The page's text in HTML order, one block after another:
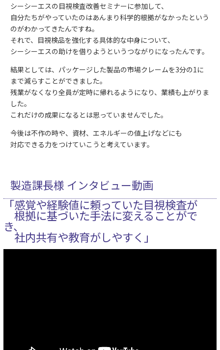
シーシーエスの目視検査改善セミナーに参加して、
自分たちがやっていたのはあんまり科学的根拠がなかったという
のがわかってきたんですね。
それで、目視検品を強化する具体的な中身について、
シーシーエスの助けを借りようというつながりになったんです。
結果としては、パッケージした製品の市場クレームを3分の1に
まで減らすことができました。
残業がなくなり全員が定時に帰れるようになり、業績も上がりま
した。
これだけの成果になるとは思っていませんでした。
今後は不作の時や、資材、エネルギーの値上げなどにも
対応できる力をつけていこうと考えています。
製造課長様 インタビュー動画
「感覚や経験値に頼っていた目視検査が
根拠に基づいた手法に変えることがで
き、
社内共有や教育がしやすく」